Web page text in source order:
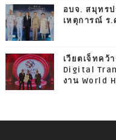
อบจ. สมุทร
เหตุการณ์ ร.
เวียตเจ็ทคว้
Digital
งาน World